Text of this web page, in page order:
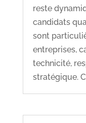
reste
candidats
sont
entreprises,
technicité,
stratégique.